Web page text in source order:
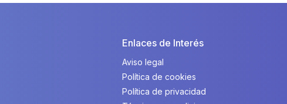
Enlaces de Interés
Aviso legal
Política de cookies
Política de privacidad